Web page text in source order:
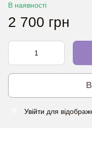
В наявності
2 700 грн
Увійти для